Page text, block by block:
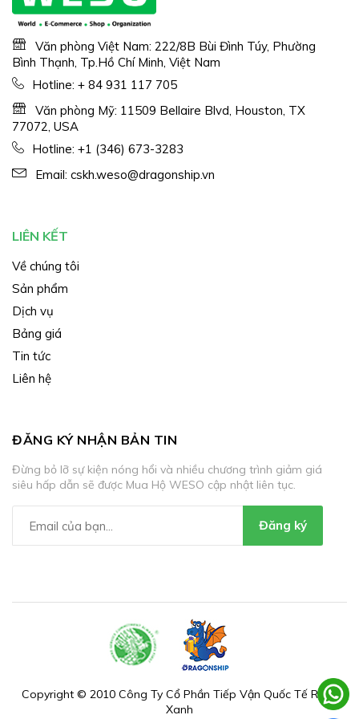
Văn phòng Việt Nam: 222/8B Bùi Đình Túy, Phường
Bình Thạnh, Tp.Hồ Chí Minh, Việt Nam
Hotline: + 84 931 117 705
Văn phòng Mỹ: 11509 Bellaire Blvd, Houston, TX
77072, USA
Hotline: +1 (346) 673-3283
Email: cskh.weso@dragonship.vn
LIÊN KẾT
Về chúng tôi
Sản phẩm
Dịch vụ
Bảng giá
Tin tức
Liên hệ
ĐĂNG KÝ NHẬN BẢN TIN
Đừng bỏ lỡ sự kiện nóng hổi và nhiều chương trình giảm giá
siêu hấp dẫn sẽ được Mua Hộ WESO cập nhật liên tục.
Đăng ký
Copyright © 2010 Công Ty Cổ Phần Tiếp Vận Quốc Tế Rồng
Xanh